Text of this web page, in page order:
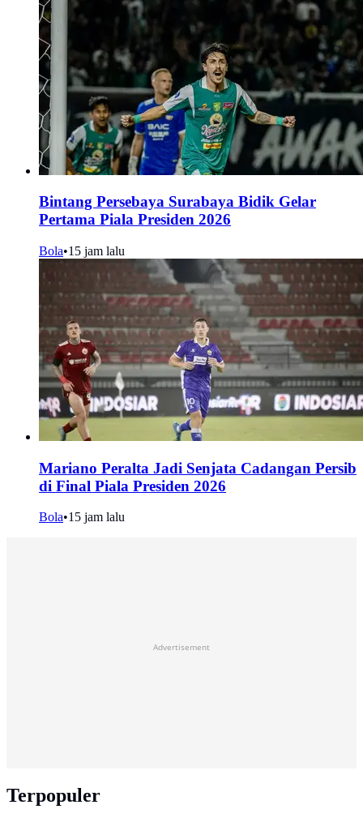
Bintang Persebaya Surabaya Bidik Gelar
Pertama Piala Presiden 2026
Bola•15 jam lalu
Mariano Peralta Jadi Senjata Cadangan Persib
di Final Piala Presiden 2026
Bola•15 jam lalu
Advertisement
Terpopuler